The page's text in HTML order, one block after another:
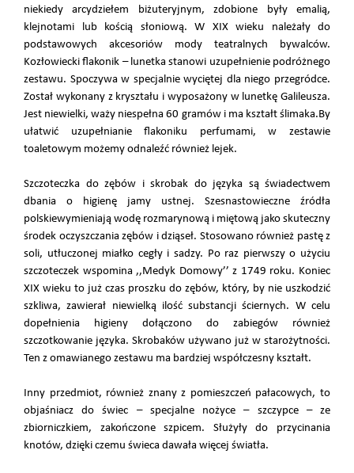
niekiedy arcydziełem biżuteryjnym, zdobione były emalią,
klejnotami lub kością słoniową. W XIX wieku należały do
podstawowych akcesoriów mody teatralnych bywalców.
Kozłowiecki flakonik – lunetka stanowi uzupełnienie podróżnego
zestawu. Spoczywa w specjalnie wyciętej dla niego przegródce.
Został wykonany z kryształu i wyposażony w lunetkę Galileusza.
Jest niewielki, waży niespełna 60 gramów i ma kształt ślimaka.By
ułatwić uzupełnianie flakoniku perfumami, w zestawie
toaletowym możemy odnaleźć również lejek.
Szczoteczka do zębów i skrobak do języka są świadectwem
dbania o higienę jamy ustnej. Szesnastowieczne źródła
polskiewymieniają wodę rozmarynową i miętową jako skuteczny
środek oczyszczania zębów i dziąseł. Stosowano również pastę z
soli, utłuczonej miałko cegły i sadzy. Po raz pierwszy o użyciu
szczoteczek wspomina ,,Medyk Domowy’’ z 1749 roku. Koniec
XIX wieku to już czas proszku do zębów, który, by nie uszkodzić
szkliwa, zawierał niewielką ilość substancji ściernych. W celu
dopełnienia higieny dołączono do zabiegów również
szczotkowanie języka. Skrobaków używano już w starożytności.
Ten z omawianego zestawu ma bardziej współczesny kształt.
Inny przedmiot, również znany z pomieszczeń pałacowych, to
objaśniacz do świec – specjalne nożyce – szczypce – ze
zbiorniczkiem, zakończone szpicem. Służyły do przycinania
knotów, dzięki czemu świeca dawała więcej światła.